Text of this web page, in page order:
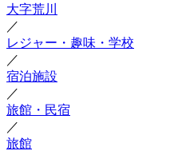
大字荒川
／
レジャー・趣味・学校
／
宿泊施設
／
旅館・民宿
／
旅館